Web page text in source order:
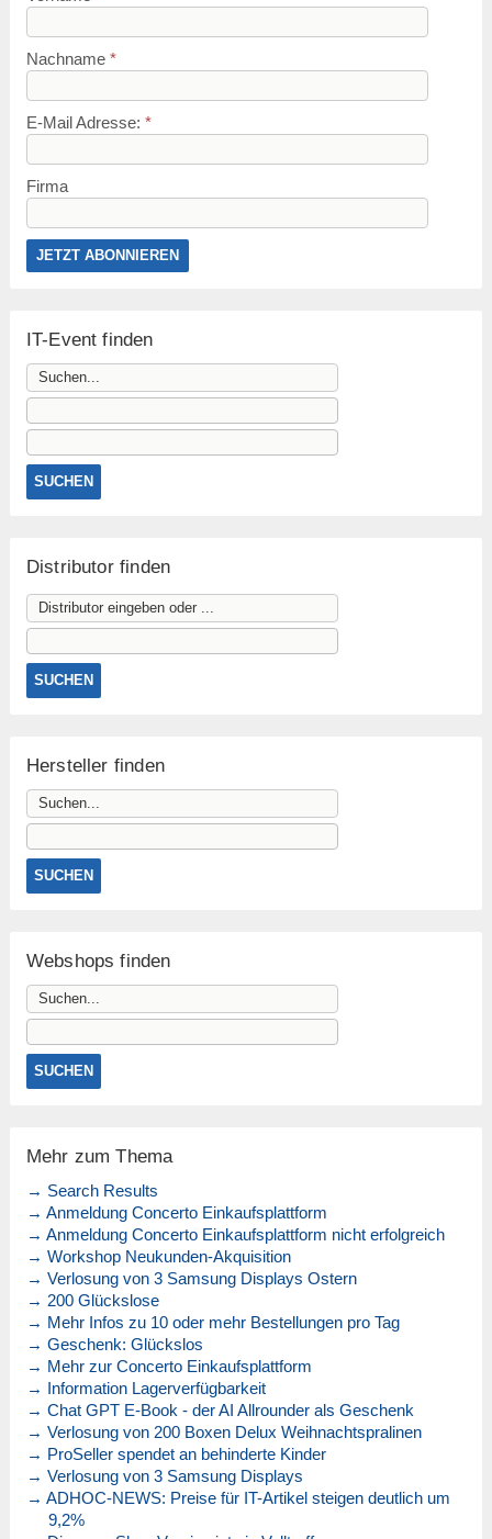
Nachname *
E-Mail Adresse: *
Firma
IT-Event finden
Distributor finden
Hersteller finden
Webshops finden
Mehr zum Thema
→ Search Results
→ Anmeldung Concerto Einkaufsplattform
→ Anmeldung Concerto Einkaufsplattform nicht erfolgreich
→ Workshop Neukunden-Akquisition
→ Verlosung von 3 Samsung Displays Ostern
→ 200 Glückslose
→ Mehr Infos zu 10 oder mehr Bestellungen pro Tag
→ Geschenk: Glückslos
→ Mehr zur Concerto Einkaufsplattform
→ Information Lagerverfügbarkeit
→ Chat GPT E-Book - der AI Allrounder als Geschenk
→ Verlosung von 200 Boxen Delux Weihnachtspralinen
→ ProSeller spendet an behinderte Kinder
→ Verlosung von 3 Samsung Displays
→ ADHOC-NEWS: Preise für IT-Artikel steigen deutlich um
9,2%